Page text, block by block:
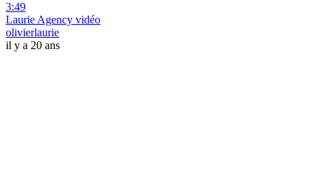
3:49
Laurie Agency vidéo
olivierlaurie
il y a 20 ans